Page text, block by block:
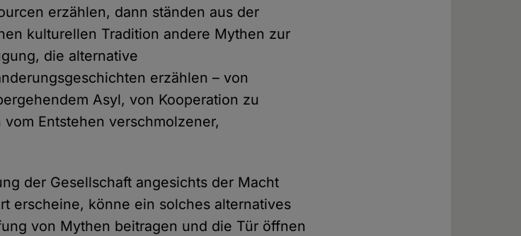
erzählen, dann ständen aus der
kulturellen Tradition andere Mythen zur
die alternative
erzählen – von
Asyl, von Kooperation zu
Entstehen verschmolzener,
der Gesellschaft angesichts der Macht
erscheine, könne ein solches alternatives
von Mythen beitragen und die Tür öffnen